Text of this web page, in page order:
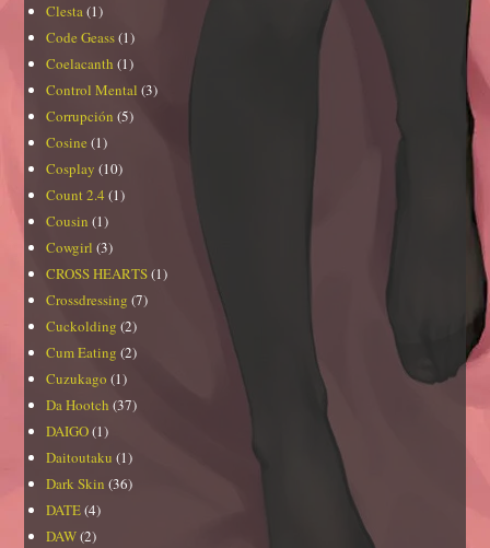
Clesta(1)
Code Geass(1)
Coelacanth (1)
Control Mental (3)
Corrupción (5)
Cosine (1)
Cosplay (10)
Count 2.4 (1)
Cousin (1)
Cowgirl (3)
CROSS HEARTS(1)
Crossdressing (7)
Cuckolding (2)
Cum Eating (2)
Cuzukago (1)
Da Hootch (37)
DAIGO(1)
Daitoutaku (1)
Dark Skin (36)
DATE(4)
DAW(2)